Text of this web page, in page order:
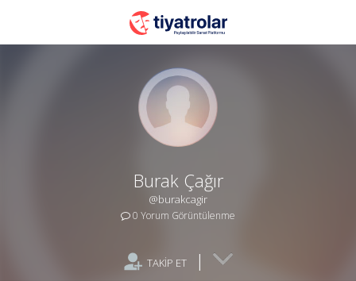
Burak Çağır
@burakcagir
0 Yorum Görüntülenme
TAKİP ET |